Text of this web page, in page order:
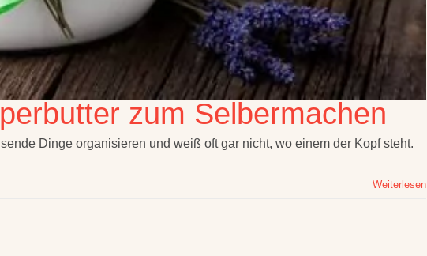
zum Selbermachen
Dinge organisieren und weiß oft gar nicht, wo einem der Kopf steht.
Weiterlesen